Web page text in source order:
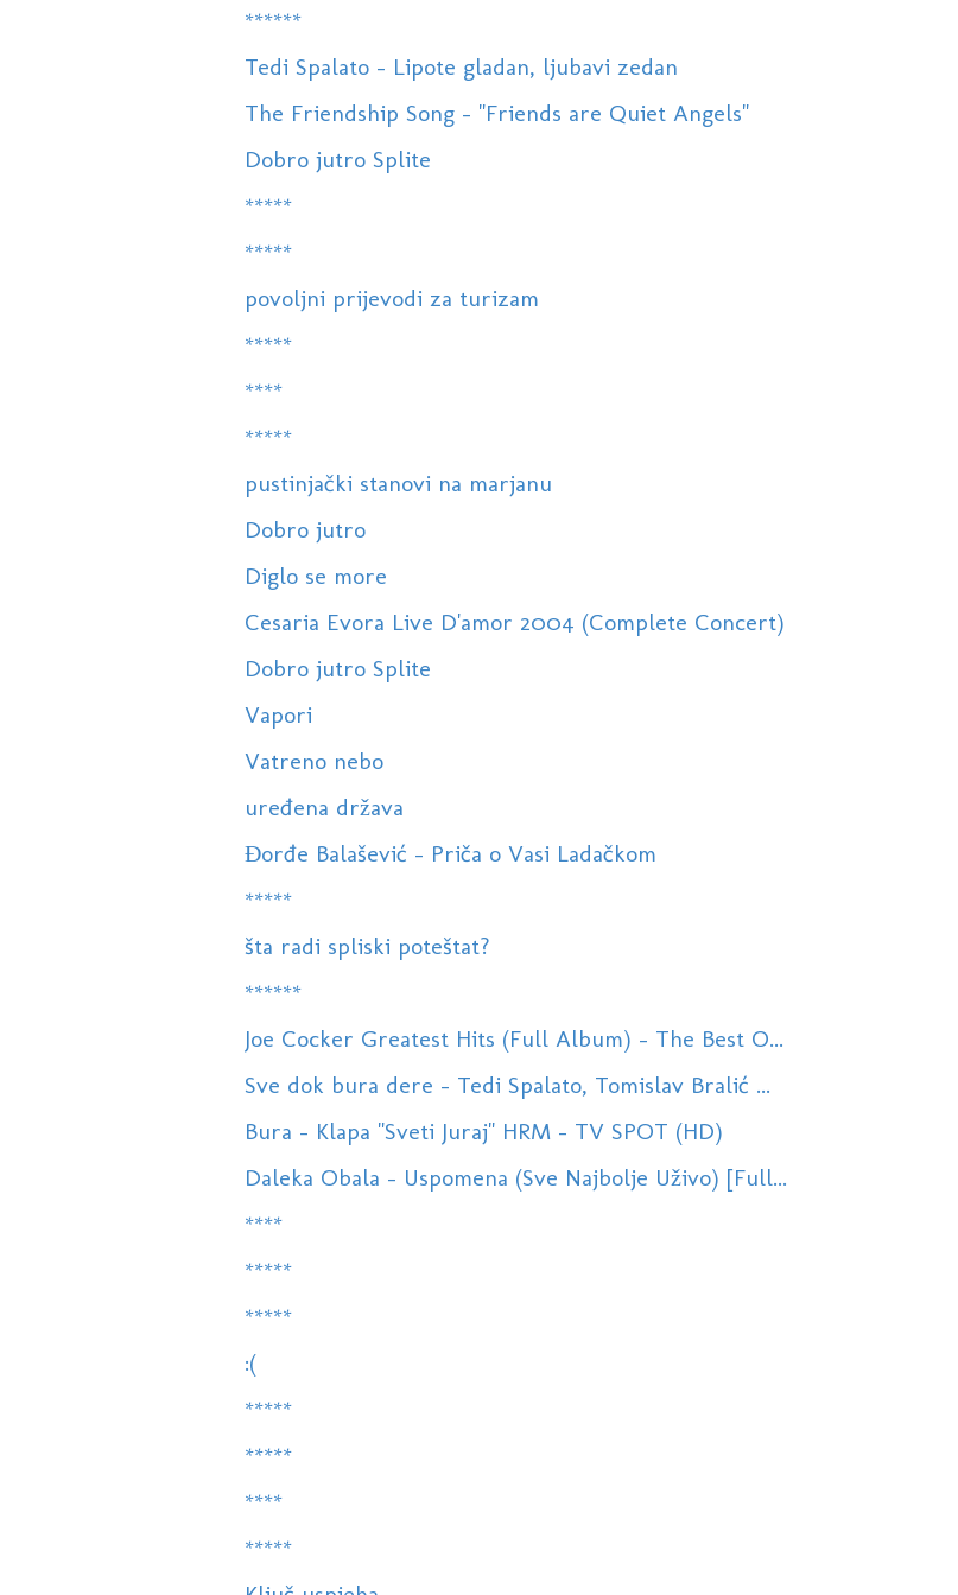
******
Tedi Spalato - Lipote gladan, ljubavi zedan
The Friendship Song - "Friends are Quiet Angels"
Dobro jutro Splite
*****
*****
povoljni prijevodi za turizam
*****
****
*****
pustinjački stanovi na marjanu
Dobro jutro
Diglo se more
Cesaria Evora Live D'amor 2004 (Complete Concert)
Dobro jutro Splite
Vapori
Vatreno nebo
uređena država
Đorđe Balašević - Priča o Vasi Ladačkom
*****
šta radi spliski poteštat?
******
Joe Cocker Greatest Hits (Full Album) - The Best O...
Sve dok bura dere - Tedi Spalato, Tomislav Bralić ...
Bura - Klapa "Sveti Juraj" HRM - TV SPOT (HD)
Daleka Obala - Uspomena (Sve Najbolje Uživo) [Full...
****
*****
*****
:(
*****
*****
****
*****